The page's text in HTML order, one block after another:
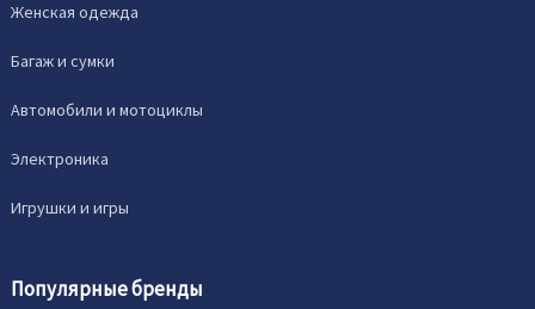
Женская одежда
Багаж и сумки
Автомобили и мотоциклы
Электроника
Игрушки и игры
Популярные бренды